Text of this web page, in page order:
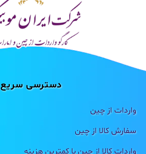
دسترسی سریع
واردات از چین
سفارش کالا از چین
واردات کالا از چین با کمترین هزینه